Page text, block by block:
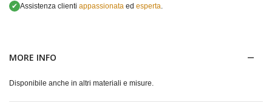
✔ Assistenza clienti appassionata ed esperta
MORE INFO
Disponibile anche in altri materiali e misure.